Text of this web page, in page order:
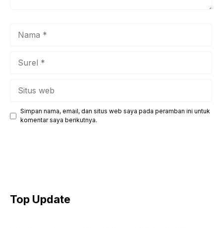
Simpan nama, email, dan situs web saya pada peramban ini untuk
komentar saya berikutnya.
Top Update